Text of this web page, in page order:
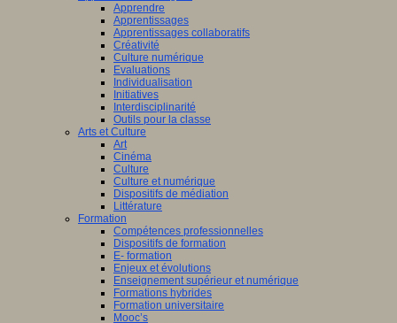
Apprendre
Apprentissages
Apprentissages collaboratifs
Créativité
Culture numérique
Evaluations
Individualisation
Initiatives
Interdisciplinarité
Outils pour la classe
Arts et Culture
Art
Cinéma
Culture
Culture et numérique
Dispositifs de médiation
Littérature
Formation
Compétences professionnelles
Dispositifs de formation
E- formation
Enjeux et évolutions
Enseignement supérieur et numérique
Formations hybrides
Formation universitaire
Mooc’s